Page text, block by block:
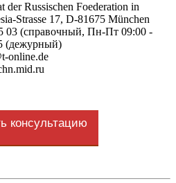
der Russischen Foederation in
Strasse 17, D-81675 München
03 (справочный, Пн-Пт 09:00 -
(дежурный)
online.de
консультацию